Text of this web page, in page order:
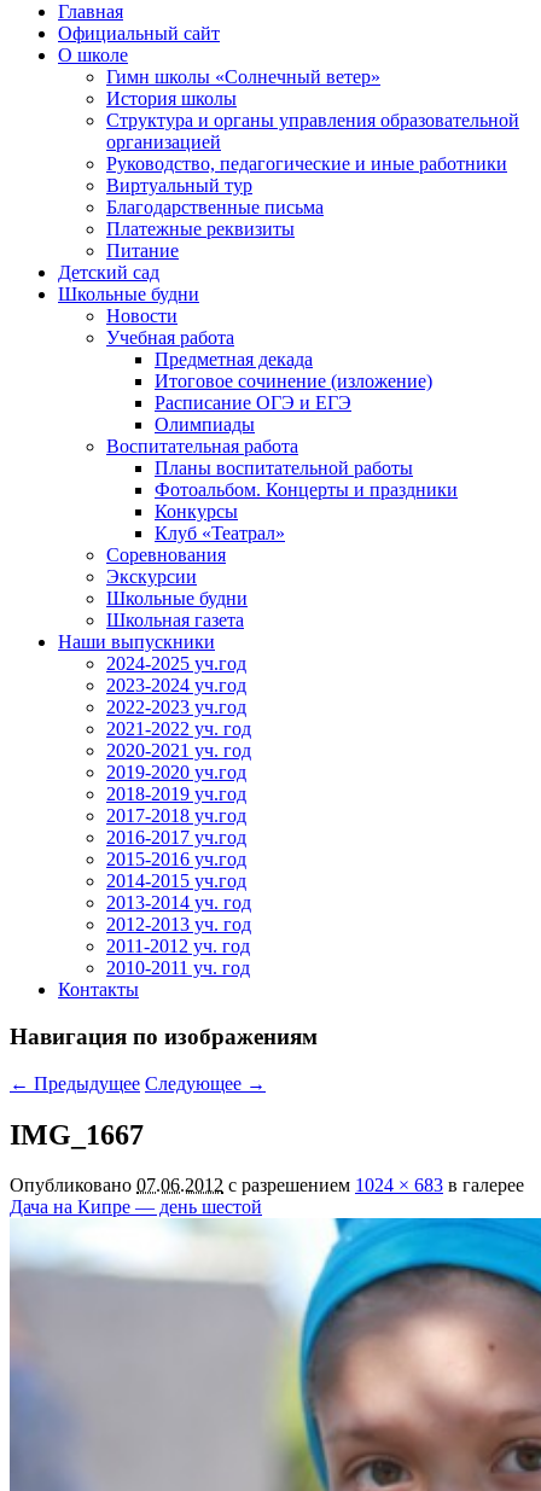
Главная
Официальный сайт
О школе
Гимн школы «Солнечный ветер»
История школы
Структура и органы управления образовательной
организацией
Руководство, педагогические и иные работники
Виртуальный тур
Благодарственные письма
Платежные реквизиты
Питание
Детский сад
Школьные будни
Новости
Учебная работа
Предметная декада
Итоговое сочинение (изложение)
Расписание ОГЭ и ЕГЭ
Олимпиады
Воспитательная работа
Планы воспитательной работы
Фотоальбом. Концерты и праздники
Конкурсы
Клуб «Театрал»
Соревнования
Экскурсии
Школьные будни
Школьная газета
Наши выпускники
2024-2025 уч.год
2023-2024 уч.год
2022-2023 уч.год
2021-2022 уч. год
2020-2021 уч. год
2019-2020 уч.год
2018-2019 уч.год
2017-2018 уч.год
2016-2017 уч.год
2015-2016 уч.год
2014-2015 уч.год
2013-2014 уч. год
2012-2013 уч. год
2011-2012 уч. год
2010-2011 уч. год
Контакты
Навигация по изображениям
← Предыдущее Следующее →
IMG_1667
Опубликовано 07.06.2012 с разрешением 1024 × 683 в галерее
Дача на Кипре — день шестой